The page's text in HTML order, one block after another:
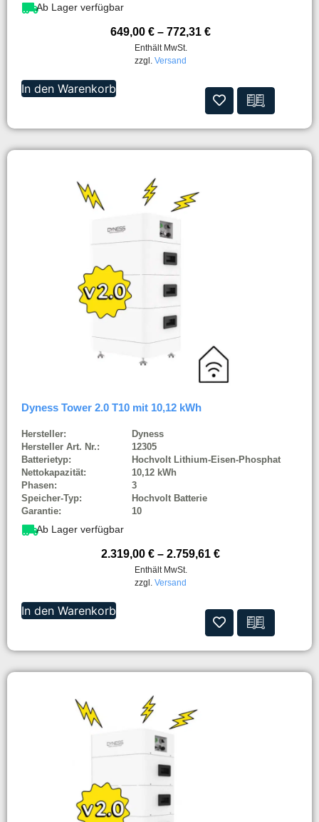
Ab Lager verfügbar
649,00 € – 772,31 €
Enthält MwSt.
zzgl. Versand
In den Warenkorb
Dyness Tower 2.0 T10 mit 10,12 kWh
Hersteller:
Dyness
Hersteller Art. Nr.:
12305
Batterietyp:
Hochvolt Lithium-Eisen-Phosphat
Nettokapazität:
10,12 kWh
Phasen:
3
Speicher-Typ:
Hochvolt Batterie
Garantie:
10
Ab Lager verfügbar
2.319,00 € – 2.759,61 €
Enthält MwSt.
zzgl. Versand
In den Warenkorb